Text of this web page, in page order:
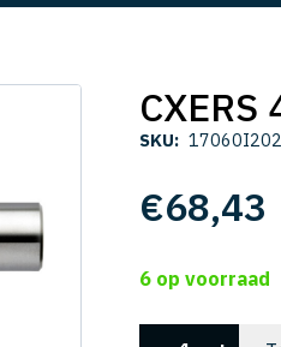
SKU:
€68,43
6 op voorraad
CXERS